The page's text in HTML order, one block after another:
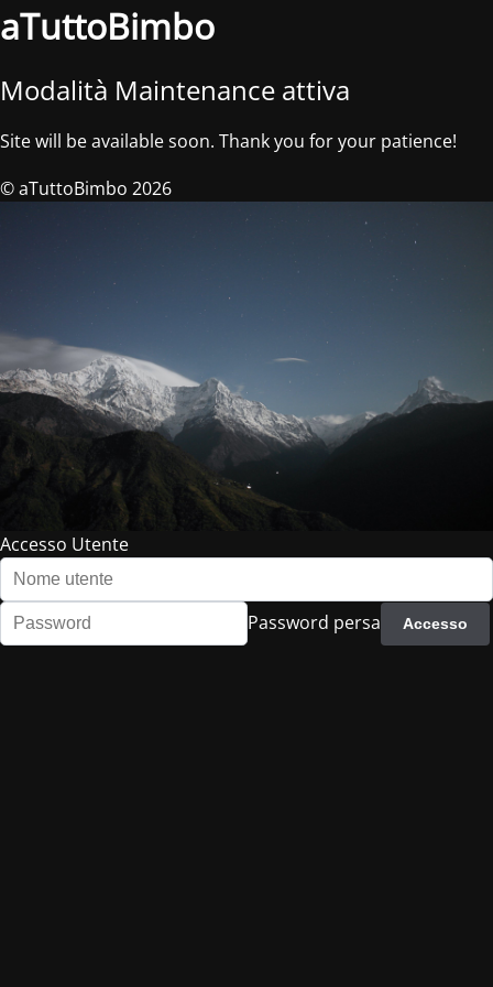
aTuttoBimbo
Modalità Maintenance attiva
Site will be available soon. Thank you for your patience!
© aTuttoBimbo 2026
Accesso Utente
Password persa